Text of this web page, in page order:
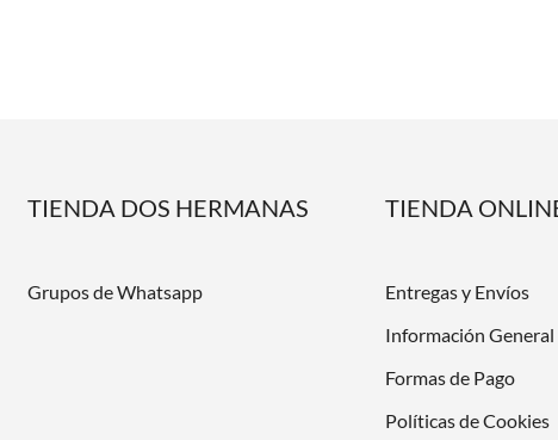
TIENDA DOS HERMANAS
Grupos de Whatsapp
TIENDA
Entregas y Envíos
Información General
Formas de Pago
Políticas de Cookies